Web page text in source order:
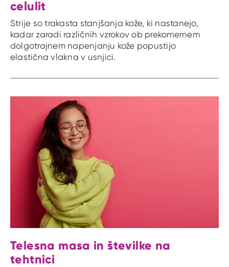
celulit
Strije so trakasta stanjšanja kože, ki nastanejo,
kadar zaradi različnih vzrokov ob prekomernem
dolgotrajnem napenjanju kože popustijo
elastična vlakna v usnjici.
Telesna masa in številke na
tehtnici